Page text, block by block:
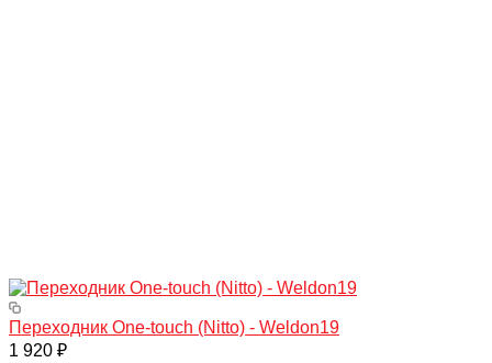
Переходник One-touch (Nitto) - Weldon19
1 920 ₽